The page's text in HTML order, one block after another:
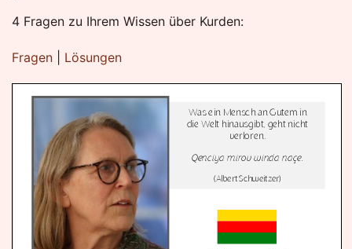
4 Fragen zu Ihrem Wissen über Kurden:
Fragen Lösungen